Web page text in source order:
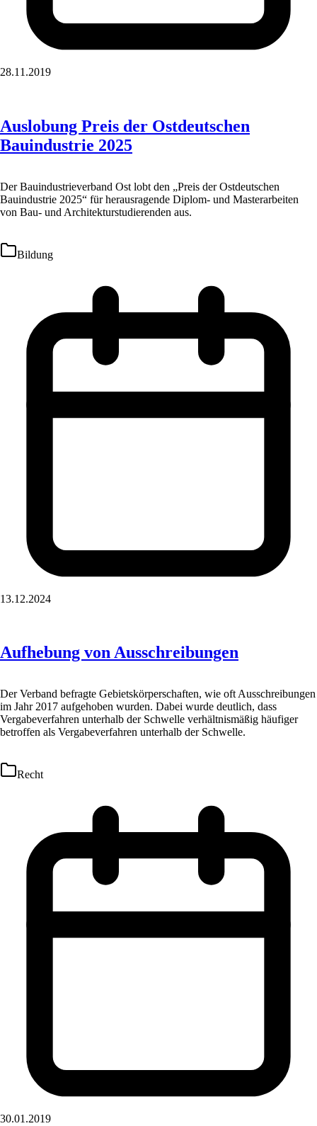
28.11.2019
Auslobung Preis der Ostdeutschen
Bauindustrie 2025
Der Bauindustrieverband Ost lobt den „Preis der Ostdeutschen
Bauindustrie 2025“ für herausragende Diplom- und Masterarbeiten
von Bau- und Architekturstudierenden aus.
Bildung
13.12.2024
Aufhebung von Ausschreibungen
Der Verband befragte Gebietskörperschaften, wie oft Ausschreibungen
im Jahr 2017 aufgehoben wurden. Dabei wurde deutlich, dass
Vergabeverfahren unterhalb der Schwelle verhältnismäßig häufiger
betroffen als Vergabeverfahren unterhalb der Schwelle.
Recht
30.01.2019